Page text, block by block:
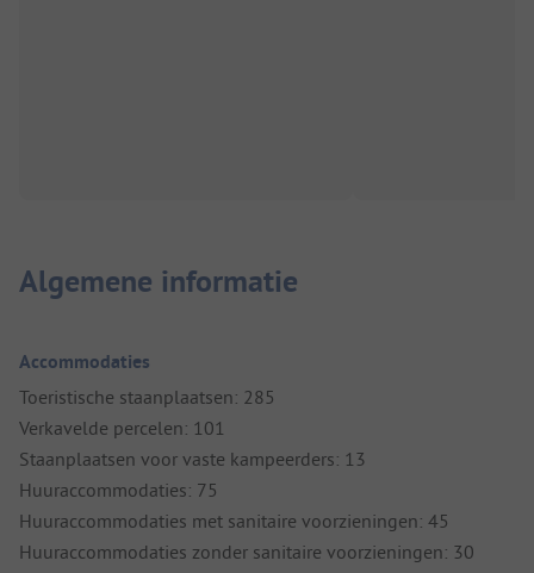
Algemene informatie
Accommodaties
Toeristische staanplaatsen: 285
Verkavelde percelen: 101
Staanplaatsen voor vaste kampeerders: 13
Huuraccommodaties: 75
Huuraccommodaties met sanitaire voorzieningen: 45
Huuraccommodaties zonder sanitaire voorzieningen: 30